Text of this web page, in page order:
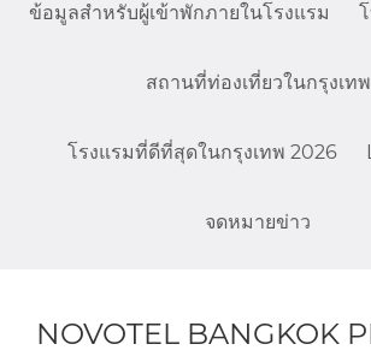
ข้อมูลสำหรับผู้เข้าพักภายในโรงแรม
สถานที่ท่องเที่ยวในกรุงเทพ
โรงแรมที่ดีที่สุดในกรุงเทพ 2026
จดหมายข่าว
NOVOTEL BANGKOK